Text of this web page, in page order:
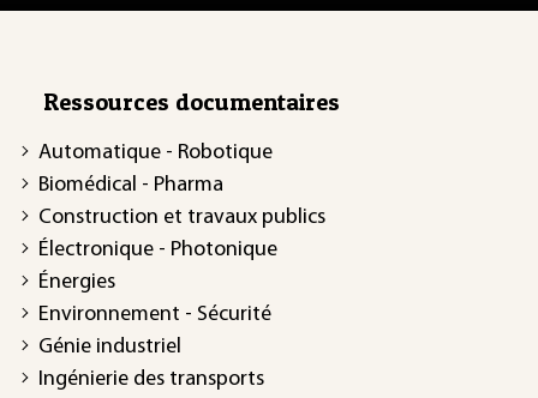
Ressources documentaires
Automatique - Robotique
Biomédical - Pharma
Construction et travaux publics
Électronique - Photonique
Énergies
Environnement - Sécurité
Génie industriel
Ingénierie des transports